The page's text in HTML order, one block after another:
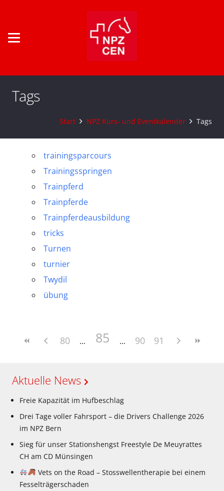
Tags
Start NPZ Kurs- und Eventkalender Tags
trainingsparcours
Trainingsspringen
Trainpferd
Trainpferde
Trainpferdeausbildung
tricks
Turnen
turnier
Twydil
übung
80 85 90 91
Aktuelle News
Freie Kapazität im Hufbeschlag
Drei Tage voller Fahrsport – die Drivers Challenge 2026
im NPZ Bern
Sieg für unser Stationshengst Freestyle De Meuyrattes
CH am CD Münsingen
Vets on the Road – Stosswellentherapie bei einem
Fesselträgerschaden